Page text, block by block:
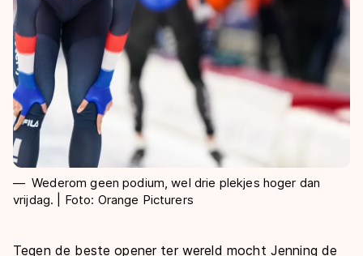
Wederom geen podium, wel drie plekjes hoger dan
vrijdag. | Foto: Orange Picturers
Tegen de beste opener ter wereld mocht Jenning de